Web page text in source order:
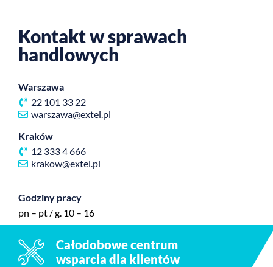
Kontakt w sprawach
handlowych
Warszawa
22 101 33 22
warszawa@extel.pl
Kraków
12 333 4 666
krakow@extel.pl
Godziny pracy
pn – pt / g. 10 – 16
Całodobowe centrum
wsparcia dla klientów